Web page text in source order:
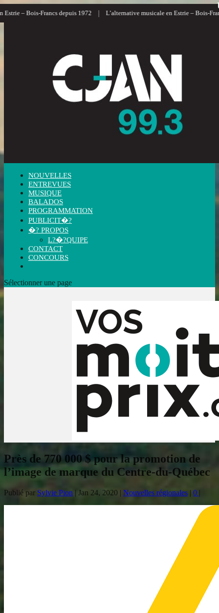
Bois-Francs depuis 1972 | L’alternative musicale en Estrie – Bois-Francs |
NOUVELLES
ENTREVUES
MUSIQUE
BALADOS
PROGRAMMATION
PUBLICIT�?
�? PROPOS
L?�?QUIPE
CONTACT
CONCOURS
Sélectionner une page
Près de 770 000 $ pour la promotion de
l’image de marque du Centre-du-Québec
Publié par Sylvie Pion | Jan 24, 2020 | Nouvelles régionales | 0 |